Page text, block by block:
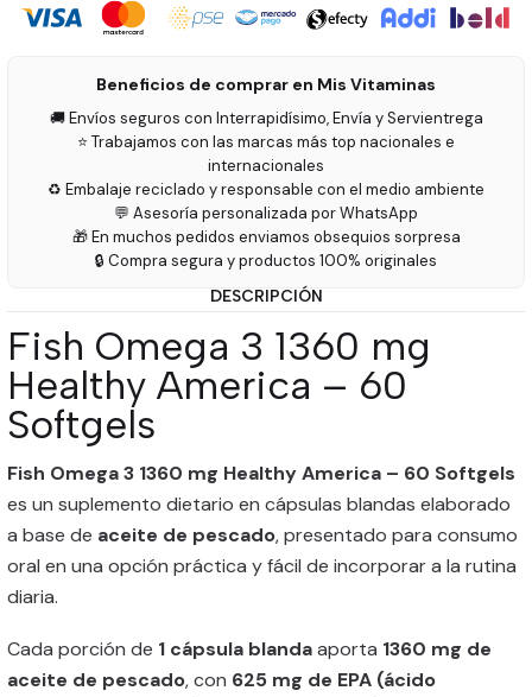
Beneficios de comprar en Mis Vitaminas
🚚 Envíos seguros con Interrapidísimo, Envía y Servientrega
⭐ Trabajamos con las marcas más top nacionales e
internacionales
♻️ Embalaje reciclado y responsable con el medio ambiente
💬 Asesoría personalizada por WhatsApp
🎁 En muchos pedidos enviamos obsequios sorpresa
🔒 Compra segura y productos 100% originales
DESCRIPCIÓN
Fish Omega 3 1360 mg
Healthy America – 60
Softgels
Fish Omega 3 1360 mg Healthy America – 60 Softgels
es un suplemento dietario en cápsulas blandas elaborado
a base de aceite de pescado, presentado para consumo
oral en una opción práctica y fácil de incorporar a la rutina
diaria.
Cada porción de 1 cápsula blandaaporta 1360 mg de
aceite de pescado, con 625 mg de EPA (ácido